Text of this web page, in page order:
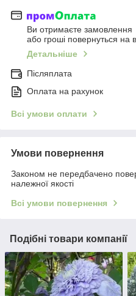
Ви отримаєте замовлення
або гроші повернуться на
Детальніше
Післяплата
Оплата на рахунок
Всі умови оплати
Умови повернення
Законом не передбачено
належної якості
Всі умови повернення
Подібні товари компанії